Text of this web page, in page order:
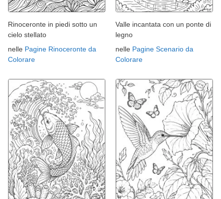
Rinoceronte in piedi sotto un
cielo stellato
nelle Pagine Rinoceronte da
Colorare
Valle incantata con un ponte di
legno
nelle Pagine Scenario da
Colorare